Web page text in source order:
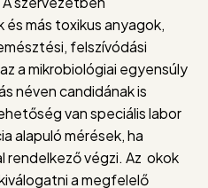
más toxikus anyagok,
felszívódási
a mikrobiológiai egyensúly
néven candidának is
van speciális labor
alapuló mérések, ha
rendelkező végzi. Az okok
a megfelelő